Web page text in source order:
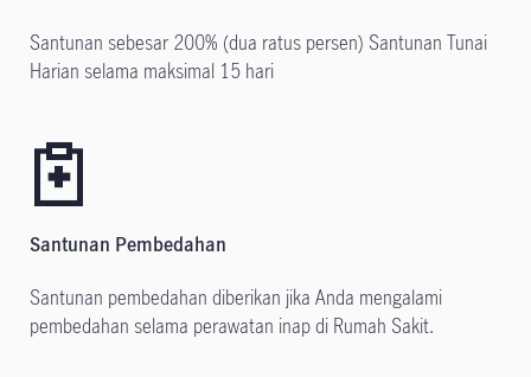
Santunan sebesar 200% (dua ratus persen) Santunan Tunai
Harian selama maksimal 15 hari
Santunan Pembedahan
Santunan pembedahan diberikan jika Anda mengalami
pembedahan selama perawatan inap di Rumah Sakit.